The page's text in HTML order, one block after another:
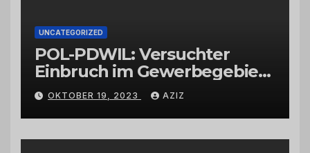
UNCATEGORIZED
POL-PDWIL: Versuchter
Einbruch im Gewerbegebiet
Wittlich
OKTOBER 19, 2023 AZIZ